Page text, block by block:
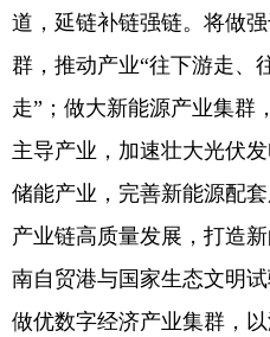
道，延链补链强链。将做
群，推动产业“往下游走、
走”；做大新能源产业集群
主导产业，加速壮大光伏
储能产业，完善新能源配
产业链高质量发展，打造
南自贸港与国家生态文明
做优数字经济产业集群，